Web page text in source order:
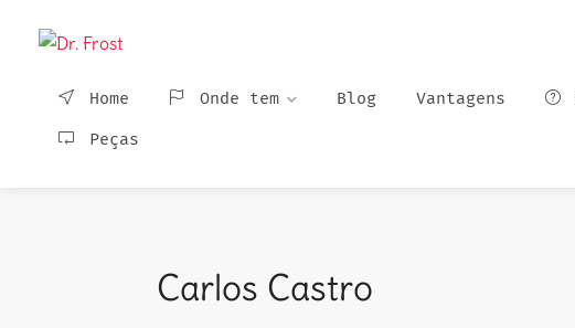
Home Onde tem Blog Vantagens
Peças
Carlos Castro